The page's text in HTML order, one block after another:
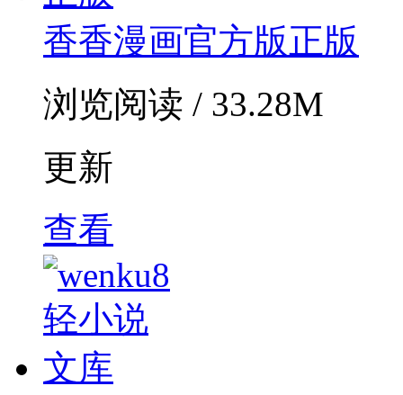
香香漫画官方版正版
浏览阅读 / 33.28M
更新
查看